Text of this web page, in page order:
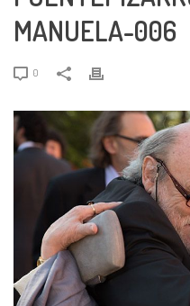
MANUELA-006
0